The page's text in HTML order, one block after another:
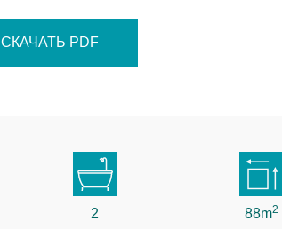
СКАЧАТЬ PDF
2 88m2